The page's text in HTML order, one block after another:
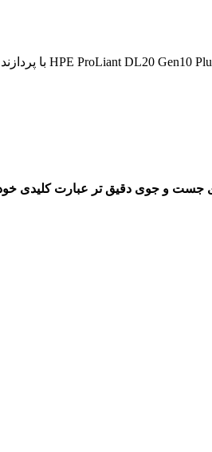
جست و جوی دقیق تر عبارت کلیدی خود